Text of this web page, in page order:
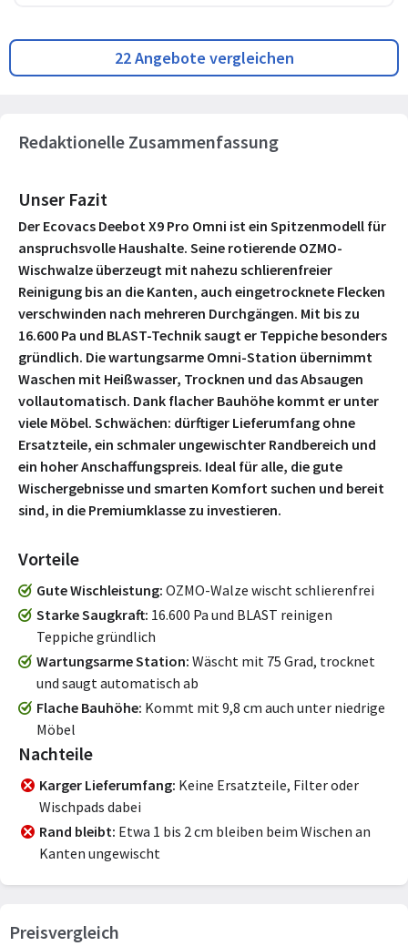
22 Angebote vergleichen
Redaktionelle Zusammenfassung
Unser Fazit
Der Ecovacs Deebot X9 Pro Omni ist ein Spitzenmodell für
anspruchsvolle Haushalte. Seine rotierende OZMO-
Wischwalze überzeugt mit nahezu schlierenfreier
Reinigung bis an die Kanten, auch eingetrocknete Flecken
verschwinden nach mehreren Durchgängen. Mit bis zu
16.600 Pa und BLAST-Technik saugt er Teppiche besonders
gründlich. Die wartungsarme Omni-Station übernimmt
Waschen mit Heißwasser, Trocknen und das Absaugen
vollautomatisch. Dank flacher Bauhöhe kommt er unter
viele Möbel. Schwächen: dürftiger Lieferumfang ohne
Ersatzteile, ein schmaler ungewischter Randbereich und
ein hoher Anschaffungspreis. Ideal für alle, die gute
Wischergebnisse und smarten Komfort suchen und bereit
sind, in die Premiumklasse zu investieren.
Vorteile
Gute Wischleistung OZMO-Walze wischt schlierenfrei
Starke Saugkraft 16.600 Pa und BLAST reinigen
Teppiche gründlich
Wartungsarme Station Wäscht mit 75 Grad, trocknet
und saugt automatisch ab
Flache Bauhöhe Kommt mit 9,8 cm auch unter niedrige
Möbel
Nachteile
Karger Lieferumfang Keine Ersatzteile, Filter oder
Wischpads dabei
Rand bleibt Etwa 1 bis 2 cm bleiben beim Wischen an
Kanten ungewischt
Preisvergleich